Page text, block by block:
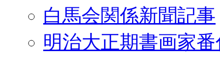
白馬会関係新聞記事
明治大正期書画家